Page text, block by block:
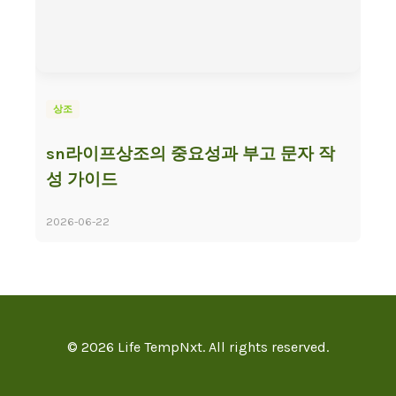
상조
sn라이프상조의 중요성과 부고 문자 작
성 가이드
2026-06-22
© 2026 Life TempNxt. All rights reserved.